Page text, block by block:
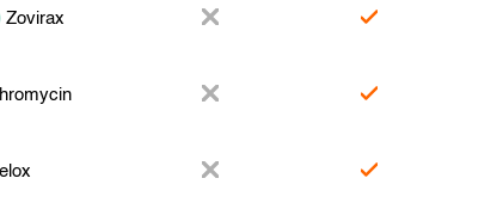
Zovirax